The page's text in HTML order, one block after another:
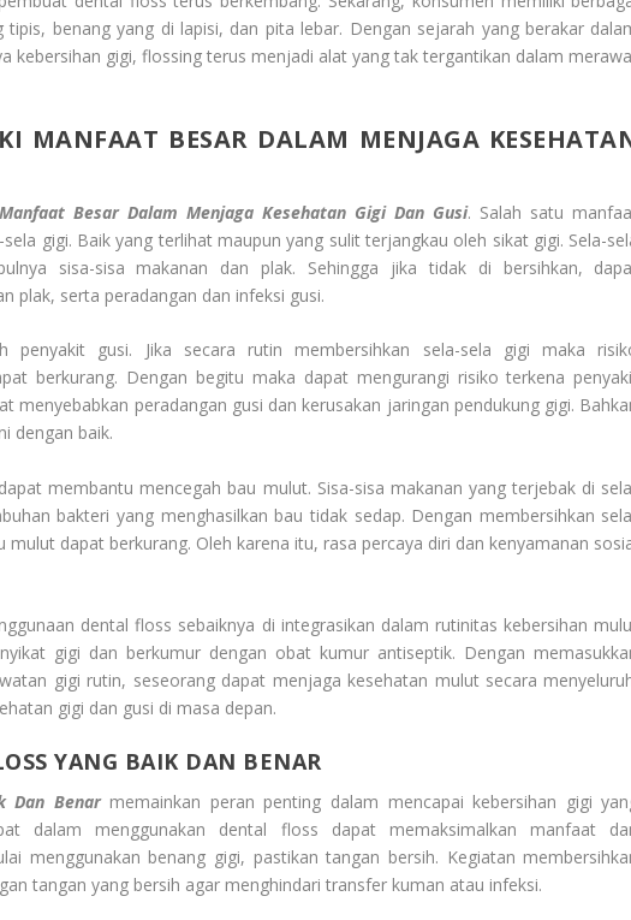
benang yang di lapisi, dan pita lebar. Dengan sejarah yang berakar
kebersihan gigi, flossing terus menjadi alat yang tak tergantikan dalam
MANFAAT BESAR DALAM MENJAGA
Besar Dalam Menjaga Kesehatan Gigi Dan Gusi. Salah satu
gigi. Baik yang terlihat maupun yang sulit terjangkau oleh sikat gigi. Sela-
sisa-sisa makanan dan plak. Sehingga jika tidak di bersihkan,
plak, serta peradangan dan infeksi gusi.
penyakit gusi. Jika secara rutin membersihkan sela-sela gigi maka
berkurang. Dengan begitu maka dapat mengurangi risiko terkena
menyebabkan peradangan gusi dan kerusakan jaringan pendukung gigi.
dengan baik.
membantu mencegah bau mulut. Sisa-sisa makanan yang terjebak di
bakteri yang menghasilkan bau tidak sedap. Dengan membersihkan
dapat berkurang. Oleh karena itu, rasa percaya diri dan kenyamanan
dental floss sebaiknya di integrasikan dalam rutinitas kebersihan
gigi dan berkumur dengan obat kumur antiseptik. Dengan
gigi rutin, seseorang dapat menjaga kesehatan mulut secara
gigi dan gusi di masa depan.
YANG BAIK DAN BENAR
Dan Benar memainkan peran penting dalam mencapai kebersihan gigi
dalam menggunakan dental floss dapat memaksimalkan manfaat
menggunakan benang gigi, pastikan tangan bersih. Kegiatan
tangan yang bersih agar menghindari transfer kuman atau infeksi.